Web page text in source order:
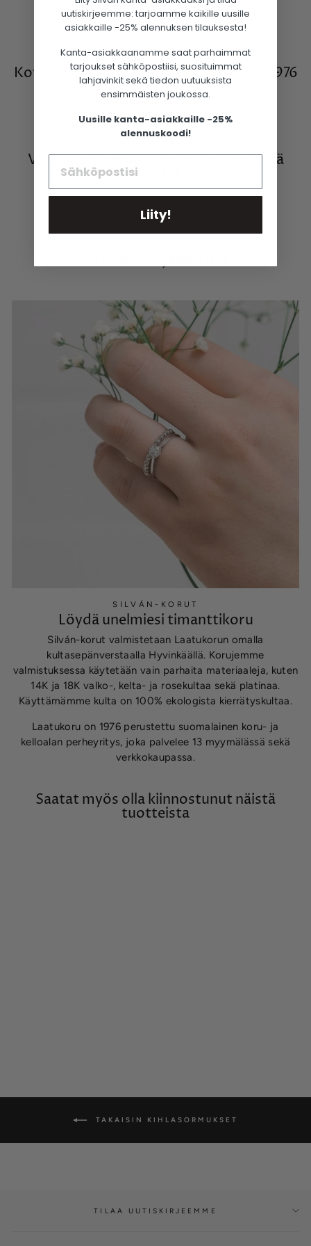
Kotimaista kultasepäntyötä vuodesta 1976
Valmistettu ekologisesta kierrätetystä
kullasta
SILVÁN-KORUT
Löydä unelmiesi timanttikoru
Silván-korut valmistetaan Laatukorun omalla
kultasepänverstaalla Hyvinkäällä. Korujemme
valmistuksessa käytetään vain parhaita materiaaleja, kuten
14K ja 18K valko-, kelta- ja rosekultaa sekä platinaa.
Käyttämämme kulta on 100% ekologista kierrätyskultaa.
Laatukoru on 1976 perustettu suomalainen koru- ja
kelloalan perheyritys, joka palvelee 13 myymälässä sekä
verkkokaupassa.
Saatat myös olla kiinnostunut näistä
tuotteista
TAKAISIN KIHLASORMUKSET
TILAA UUTISKIRJEEMME
uutiskirjeemme: tarjoamme kaikille uusille
asiakkaille -25% alennuksen tilauksesta!
Kanta-asiakkaanamme saat parhaimmat
tarjoukset sähköpostiisi, suosituimmat
lahjavinkit sekä tiedon uutuuksista
ensimmäisten joukossa.
Uusille kanta-asiakkaille -25%
alennuskoodi!
Liity!